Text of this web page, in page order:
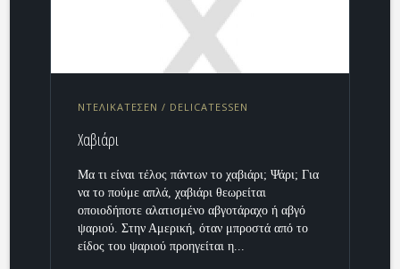
ΝΤΕΛΙΚΑΤΕΣΕΝ / DELICATESSEN
Χαβιάρι
Μα τι είναι τέλος πάντων το χαβιάρι; Ψάρι; Για
να το πούμε απλά, χαβιάρι θεωρείται
οποιοδήποτε αλατισμένο αβγοτάραχο ή αβγό
ψαριού. Στην Αμερική, όταν μπροστά από το
είδος του ψαριού προηγείται η...